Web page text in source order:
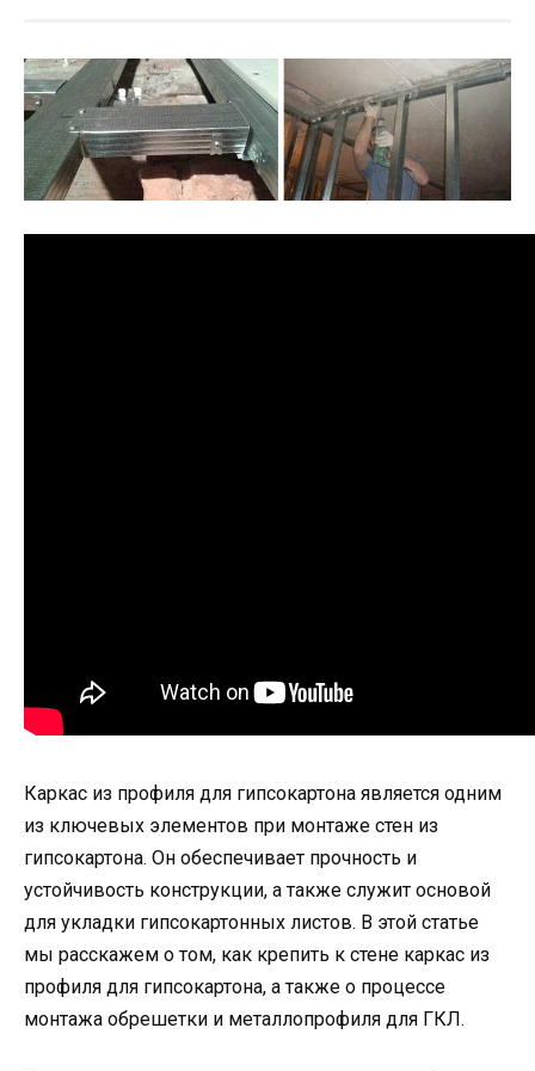
Каркас из профиля для гипсокартона является одним
из ключевых элементов при монтаже стен из
гипсокартона. Он обеспечивает прочность и
устойчивость конструкции, а также служит основой
для укладки гипсокартонных листов. В этой статье
мы расскажем о том, как крепить к стене каркас из
профиля для гипсокартона, а также о процессе
монтажа обрешетки и металлопрофиля для ГКЛ.